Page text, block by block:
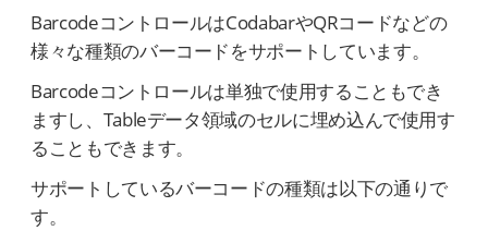
BarcodeコントロールはCodabarやQRコードなどの
様々な種類のバーコードをサポートしています。
Barcodeコントロールは単独で使用することもでき
ますし、Tableデータ領域のセルに埋め込んで使用す
ることもできます。
サポートしているバーコードの種類は以下の通りで
す。